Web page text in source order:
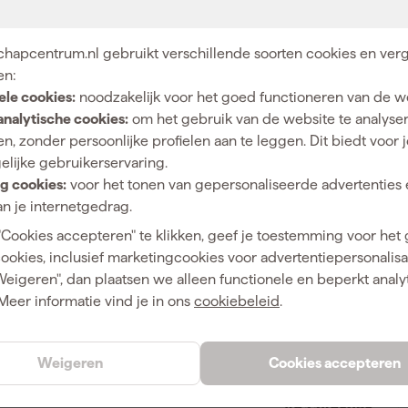
gebruikt verschillende soorten cookies en
cookies: noodzakelijk voor het goed functioneren van de
cookies: om het gebruik van de website te
zonder persoonlijke profielen aan te leggen. Dit biedt voor
gebruikerservaring.
cookies: voor het tonen van gepersonaliseerde advertenties
je internetgedrag.
accepteren" te klikken, geef je toestemming voor het
inclusief marketingcookies voor
dan plaatsen we alleen functionele en beperkt
informatie vind je in ons cookiebeleid.
Cookies accepteren
Weigeren
Accu
Accu, Accu Cirkelzaag, Accu Haakse Slijper, Accu
Lamp, Accu Reciprozaag, Accu slagboormachine,
Accu Slagschroevendraaier, Oplader
4058546525279
404880